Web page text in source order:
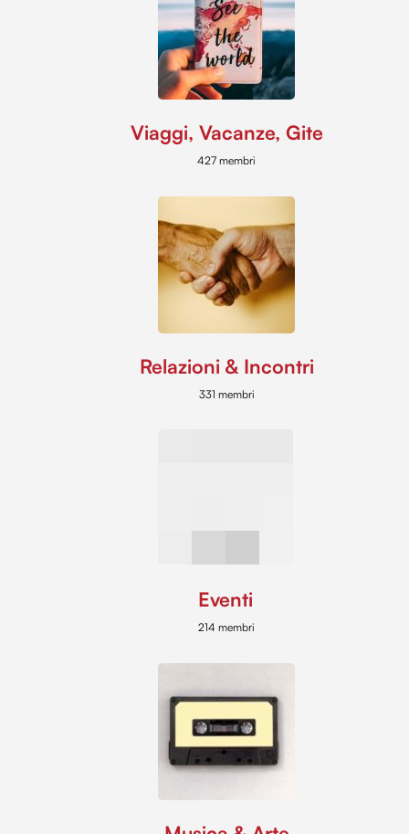
Viaggi, Vacanze, Gite
427 membri
Relazioni & Incontri
331 membri
Eventi
214 membri